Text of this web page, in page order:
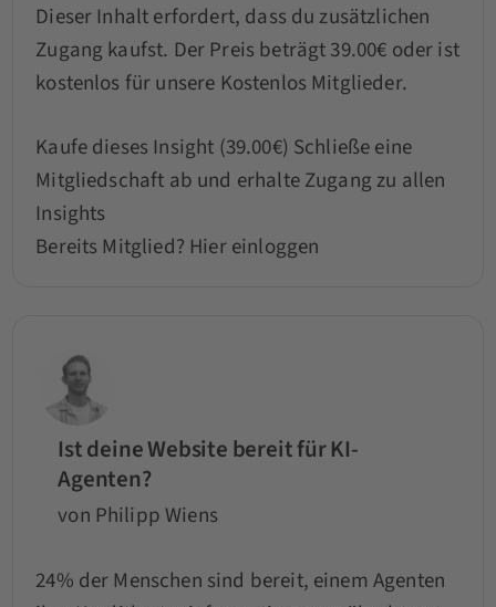
Dieser Inhalt erfordert, dass du zusätzlichen
Zugang kaufst. Der Preis beträgt 39.00€ oder ist
kostenlos für unsere Kostenlos Mitglieder.
Kaufe dieses Insight (39.00€) Schließe eine
Mitgliedschaft ab und erhalte Zugang zu allen
Insights
Bereits Mitglied? Hier einloggen
Ist deine Website bereit für KI-
Agenten?
von Philipp Wiens
24% der Menschen sind bereit, einem Agenten